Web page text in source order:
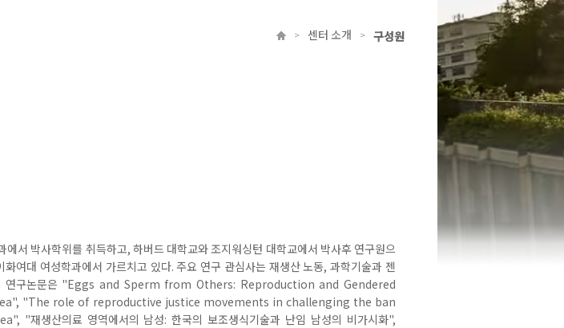
에서 박사학위를 취득하고, 하버드 대학교와 조지워싱턴 대학교에서 박사후 연구원으
여대 여성학과에서 가르치고 있다. 주요 연구 관심사는 재생산 노동, 과학기술과 젠
연구논문은 "Eggs and Sperm from Others: Reproduction and Gendered
"The role of reproductive justice movements in challenging the ban
재생산의료 영역에서의 남성: 한국의 보조생식기술과 난임 남성의 비가시화",
> 센터 소개 > 구성원